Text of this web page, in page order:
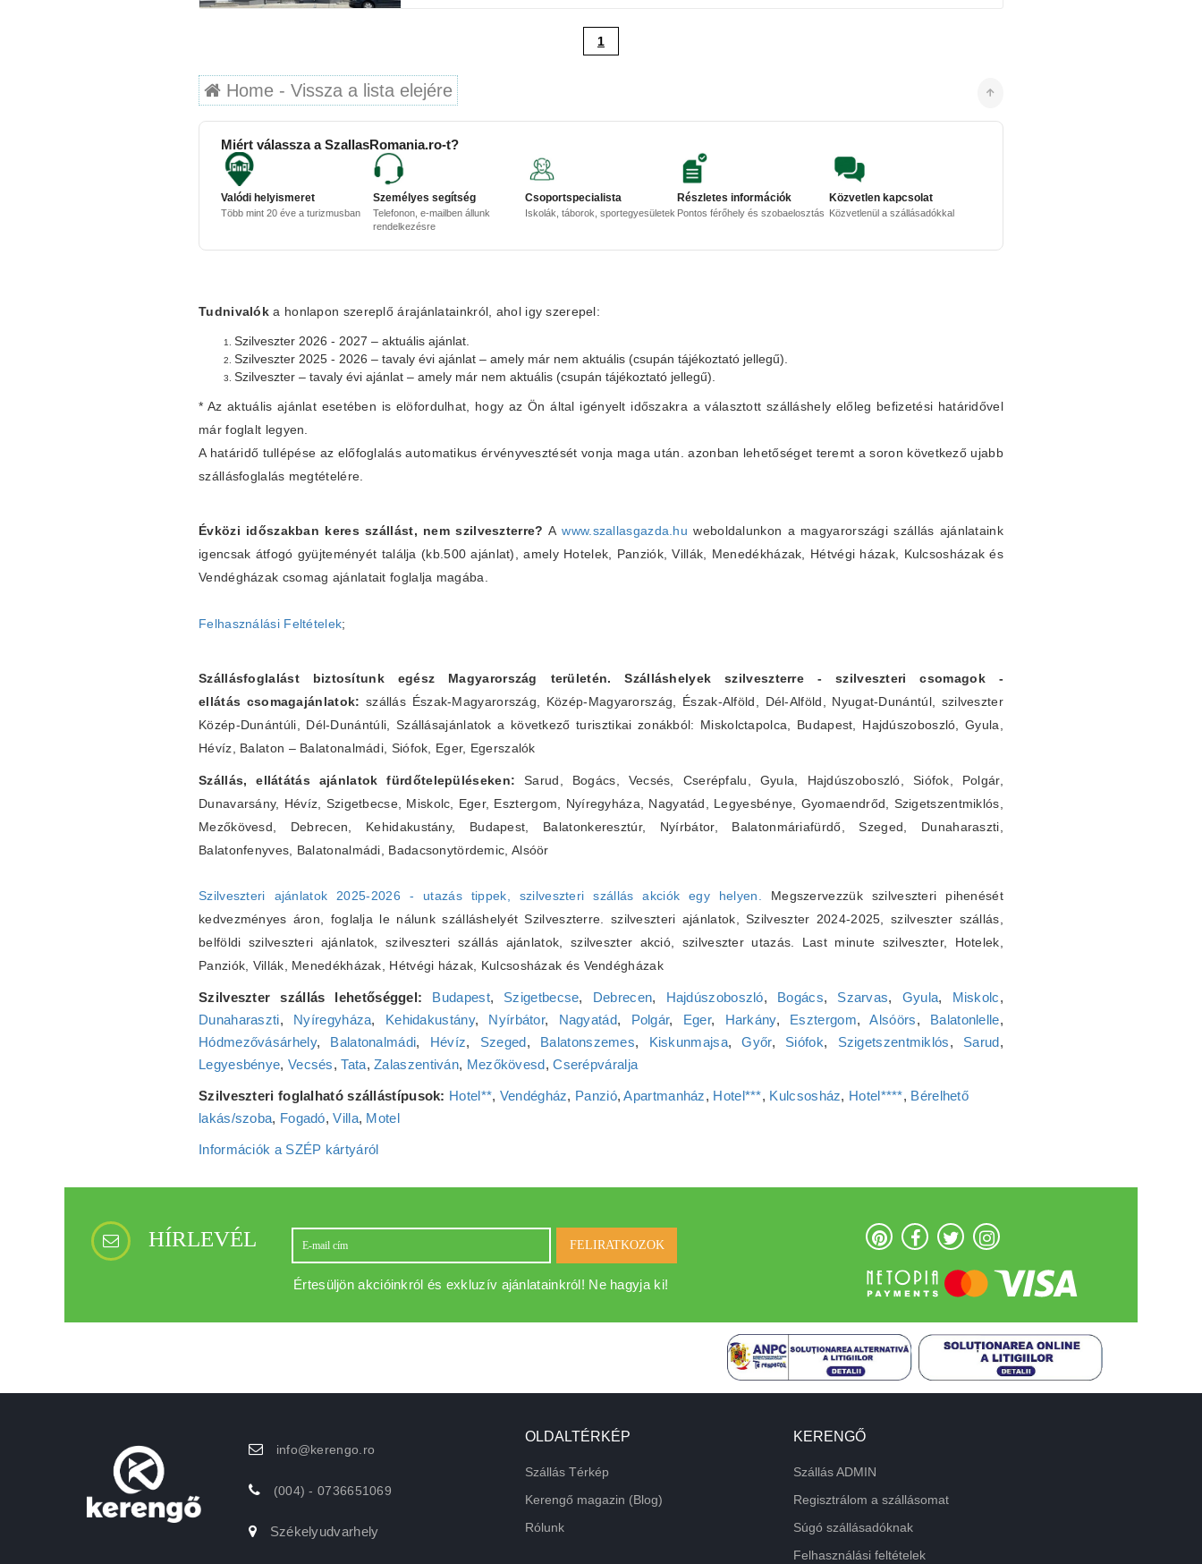
1
Home - Vissza a lista elejére
Miért válassza a SzallasRomania.ro-t?
Valódi helyismeret
Több mint 20 éve a turizmusban
Személyes segítség
Telefonon, e-mailben állunk
rendelkezésre
Csoportspecialista
Iskolák, táborok, sportegyesületek
Részletes információk
Pontos férőhely és szobaelosztás
Közvetlen kapcsolat
Közvetlenül a szállásadókkal
Tudnivalók a honlapon szereplő árajánlatainkról, ahol igy szerepel:
Szilveszter 2026 - 2027 – aktuális ajánlat.
Szilveszter 2025 - 2026 – tavaly évi ajánlat – amely már nem aktuális (csupán tájékoztató jellegű).
Szilveszter – tavaly évi ajánlat – amely már nem aktuális (csupán tájékoztató jellegű).
* Az aktuális ajánlat esetében is elöfordulhat, hogy az Ön által igényelt időszakra a választott szálláshely előleg befizetési határidővel
már foglalt legyen.
A határidő tullépése az előfoglalás automatikus érvényvesztését vonja maga után. azonban lehetőséget teremt a soron következő ujabb
szállásfoglalás megtételére.
Évközi időszakban keres szállást, nem szilveszterre? Awww.szallasgazda.hu weboldalunkon a magyarországi szállás ajánlataink
igencsak átfogó gyüjteményét találja (kb.500 ajánlat), amely Hotelek, Panziók, Villák, Menedékházak, Hétvégi házak, Kulcsosházak és
Vendégházak csomag ajánlatait foglalja magába.
Felhasználási Feltételek;
Szállásfoglalást biztosítunk egész Magyarország területén. Szálláshelyek szilveszterre - szilveszteri csomagok -
ellátás csomagajánlatok: szállás Észak-Magyarország, Közép-Magyarország, Észak-Alföld, Dél-Alföld, Nyugat-Dunántúl, szilveszter
Közép-Dunántúli, Dél-Dunántúli, Szállásajánlatok a következő turisztikai zonákból: Miskolctapolca, Budapest, Hajdúszoboszló, Gyula,
Hévíz, Balaton – Balatonalmádi, Siófok, Eger, Egerszalók
Szállás, ellátátás ajánlatok fürdőtelepüléseken:Sarud, Bogács, Vecsés, Cserépfalu, Gyula, Hajdúszoboszló, Siófok, Polgár,
Dunavarsány, Hévíz, Szigetbecse, Miskolc, Eger, Esztergom, Nyíregyháza, Nagyatád, Legyesbénye, Gyomaendrőd, Szigetszentmiklós,
Mezőkövesd, Debrecen, Kehidakustány, Budapest, Balatonkeresztúr, Nyírbátor, Balatonmáriafürdő, Szeged, Dunaharaszti,
Balatonfenyves, Balatonalmádi, Badacsonytördemic, Alsóör
Szilveszteri ajánlatok 2025-2026 - utazás tippek, szilveszteri szállás akciók egy helyen. Megszervezzük szilveszteri pihenését
kedvezményes áron, foglalja le nálunk szálláshelyét Szilveszterre. szilveszteri ajánlatok, Szilveszter 2024-2025, szilveszter szállás,
belföldi szilveszteri ajánlatok, szilveszteri szállás ajánlatok, szilveszter akció, szilveszter utazás. Last minute szilveszter, Hotelek,
Panziók, Villák, Menedékházak, Hétvégi házak, Kulcsosházak és Vendégházak
Szilveszter szállás lehetőséggel: Budapest, Szigetbecse, Debrecen, Hajdúszoboszló, Bogács, Szarvas, Gyula, Miskolc,
Dunaharaszti, Nyíregyháza, Kehidakustány, Nyírbátor, Nagyatád, Polgár, Eger, Harkány, Esztergom,Alsóörs, Balatonlelle,
Hódmezővásárhely, Balatonalmádi, Hévíz, Szeged, Balatonszemes, Kiskunmajsa,Győr, Siófok, Szigetszentmiklós, Sarud,
Legyesbénye, Vecsés,Tata,Zalaszentiván, Mezőkövesd,Cserépváralja
Szilveszteri foglalható szállástípusok: Hotel**, Vendégház, Panzió,Apartmanház, Hotel***, Kulcsosház, Hotel****, Bérelhető
lakás/szoba, Fogadó,Villa, Motel
Információk a SZÉP kártyáról
HÍRLEVÉL FELIRATKOZOK
Értesüljön akcióinkról és exkluzív ajánlatainkról! Ne hagyja ki!
info@kerengo.ro
(004) - 0736651069
Székelyudvarhely
OLDALTÉRKÉP
Szállás Térkép
Kerengő magazin (Blog)
Rólunk
KERENGŐ
Szállás ADMIN
Regisztrálom a szállásomat
Súgó szállásadóknak
Felhasználási feltételek